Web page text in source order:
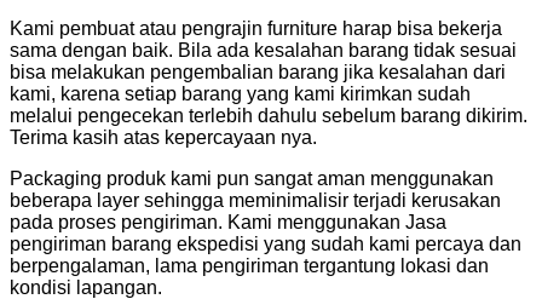
Kami pembuat atau pengrajin furniture harap bisa bekerja
sama dengan baik. Bila ada kesalahan barang tidak sesuai
bisa melakukan pengembalian barang jika kesalahan dari
kami, karena setiap barang yang kami kirimkan sudah
melalui pengecekan terlebih dahulu sebelum barang dikirim.
Terima kasih atas kepercayaan nya.
Packaging produk kami pun sangat aman menggunakan
beberapa layer sehingga meminimalisir terjadi kerusakan
pada proses pengiriman. Kami menggunakan Jasa
pengiriman barang ekspedisi yang sudah kami percaya dan
berpengalaman, lama pengiriman tergantung lokasi dan
kondisi lapangan.